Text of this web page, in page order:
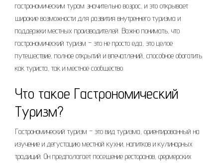
гастрономическим турам значительно возрос, и это открывает
широкие возможности для развития внутреннего туризма и
поддержки местных производителей. Важно понимать, что
гастрономический туризм – это не просто еда, это целое
путешествие, полное открытий и впечатлений, способное обогатить
как туриста, так и местное сообщество.
Что такое Гастрономический
Туризм?
Гастрономический туризм – это вид туризма, ориентированный на
изучение и дегустацию местной кухни, напитков и кулинарных
традиций. Он предполагает посещение ресторанов, фермерских